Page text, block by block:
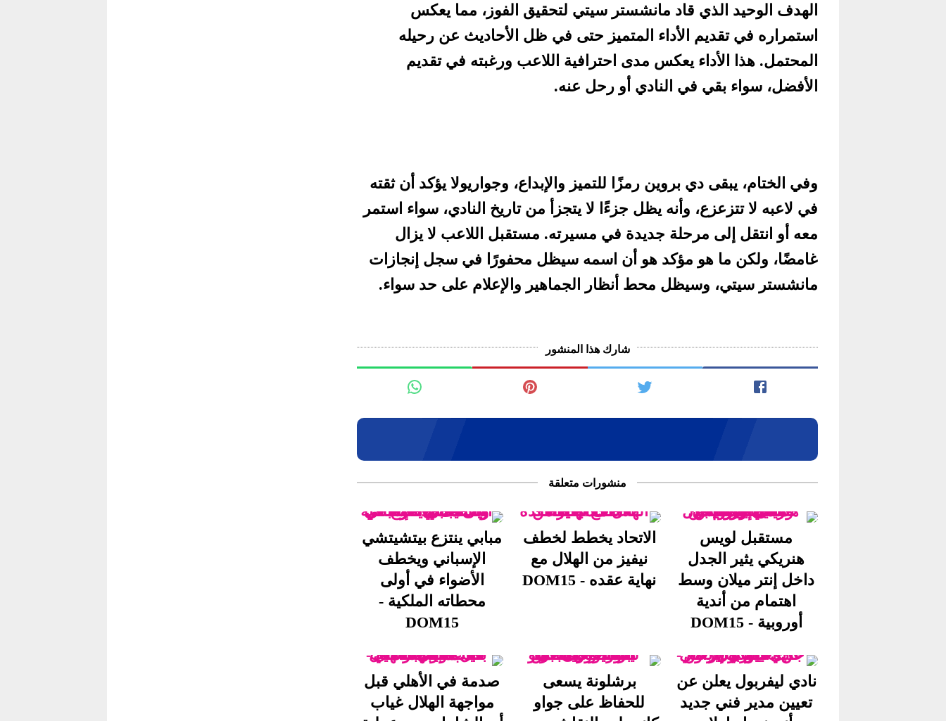
الهدف الوحيد الذي قاد مانشستر سيتي لتحقيق الفوز، مما يعكس
استمراره في تقديم الأداء المتميز حتى في ظل الأحاديث عن رحيله
المحتمل. هذا الأداء يعكس مدى احترافية اللاعب ورغبته في تقديم
الأفضل، سواء بقي في النادي أو رحل عنه.
وفي الختام، يبقى دي بروين رمزًا للتميز والإبداع، وجواريولا يؤكد أن ثقته
في لاعبه لا تتزعزع، وأنه يظل جزءًا لا يتجزأ من تاريخ النادي، سواء استمر
معه أو انتقل إلى مرحلة جديدة في مسيرته. مستقبل اللاعب لا يزال
غامضًا، ولكن ما هو مؤكد هو أن اسمه سيظل محفورًا في سجل إنجازات
مانشستر سيتي، وسيظل محط أنظار الجماهير والإعلام على حد سواء.
شارك هذا المنشور
منشورات متعلقة
مستقبل لويس
هنريكي يثير الجدل
داخل إنتر ميلان وسط
اهتمام من أندية
أوروبية - DOM15
الاتحاد يخطط لخطف
نيفيز من الهلال مع
نهاية عقده - DOM15
مبابي ينتزع بيتشيتشي
الإسباني ويخطف
الأضواء في أولى
محطاته الملكية -
DOM15
نادي ليفربول يعلن عن
تعيين مدير فني جديد
برشلونة يسعى
للحفاظ على جواو
صدمة في الأهلي قبل
مواجهة الهلال غياب